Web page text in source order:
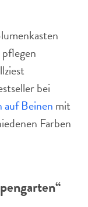
bei
auf Beinenmit
Farben